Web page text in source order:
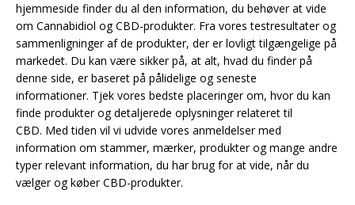
hjemmeside finder du al den information, du behøver at vide
om Cannabidiol og CBD-produkter. Fra vores testresultater og
sammenligninger af de produkter, der er lovligt tilgængelige på
markedet. Du kan være sikker på, at alt, hvad du finder på
denne side, er baseret på pålidelige og seneste
informationer. Tjek vores bedste placeringer om, hvor du kan
finde produkter og detaljerede oplysninger relateret til
CBD. Med tiden vil vi udvide vores anmeldelser med
information om stammer, mærker, produkter og mange andre
typer relevant information, du har brug for at vide, når du
vælger og køber CBD-produkter.